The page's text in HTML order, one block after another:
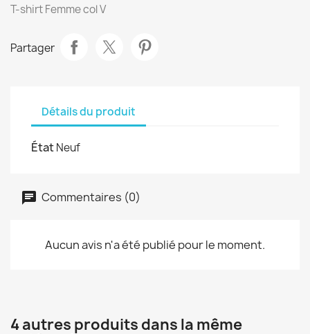
T-shirt Femme col V
Partager
Détails du produit
ÉtatNeuf
Commentaires (0)
Aucun avis n'a été publié pour le moment.
4 autres produits dans la même